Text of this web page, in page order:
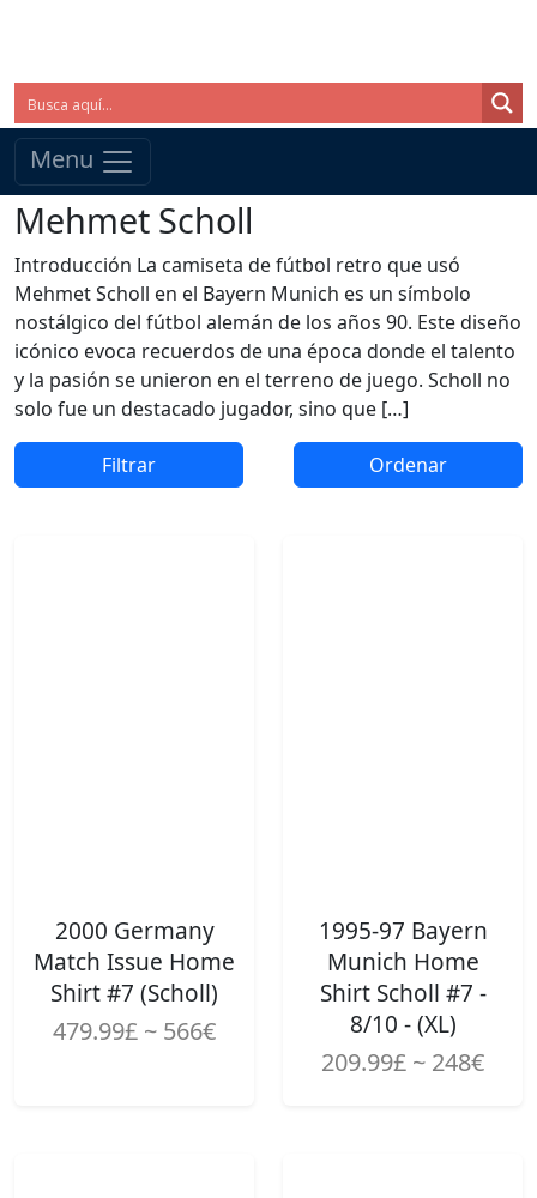
Menu
Mehmet Scholl
Introducción La camiseta de fútbol retro que usó
Mehmet Scholl en el Bayern Munich es un símbolo
nostálgico del fútbol alemán de los años 90. Este diseño
icónico evoca recuerdos de una época donde el talento
y la pasión se unieron en el terreno de juego. Scholl no
solo fue un destacado jugador, sino que […]
Filtrar Ordenar
2000 Germany
Match Issue Home
Shirt #7 (Scholl)
479.99£ ~ 566€
1995-97 Bayern
Munich Home
Shirt Scholl #7 -
8/10 - (XL)
209.99£ ~ 248€